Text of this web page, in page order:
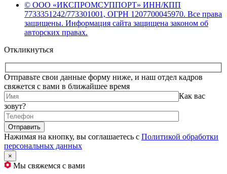
© ООО «ИКСПРОМСУППОРТ» ИНН/КПП
7733351242/773301001, ОГРН 1207700045970. Все права
защищены. Информация сайта защищена законом об
авторских правах.
Откликнуться
Отправьте свои данные форму ниже, и наш отдел кадров
свяжется с вами в ближайшее время
Как вас
зовут?
Нажимая на кнопку, вы соглашаетесь с Политикой обработки
персональных данных
×
Мы свяжемся с вами